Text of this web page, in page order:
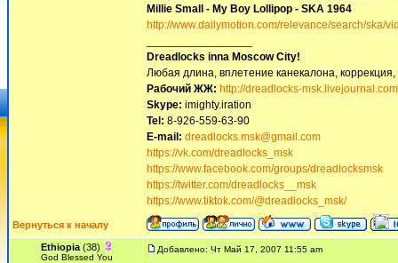
Millie Small - My Boy Lollipop - SKA 1964
http://www.dailymotion.com/relevance/search/ska/
Dreadlocks inna Moscow Сity!
Любая длина, вплетение канекалона,
Рабочий ЖЖ: http://dreadlocks-
Skype: imighty.iration
Tel: 8-926-559-63-90
E-mail: dreadlocks.msk@gmail.com
https://vk.com/dreadlocks_msk
https://www.facebook.com/groups/dreadlocksmsk
https://twitter.com/dreadlocks__msk
https://www.tiktok.com/@dreadlocks_msk/
Вернуться к началу
Ethiopia(38)
God Blessed You
Добавлено: Чт Май 17, 2007 11:55 am